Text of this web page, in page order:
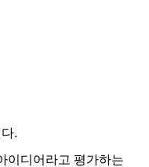
.
이디어라고 평가하는